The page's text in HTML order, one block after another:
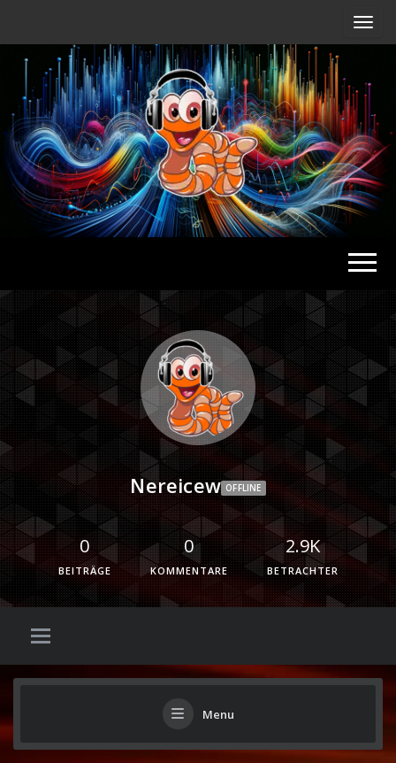
Radio
Nereicew OFFLINE
0
BEITRÄGE
0
KOMMENTARE
2.9K
BETRACHTER
Menu